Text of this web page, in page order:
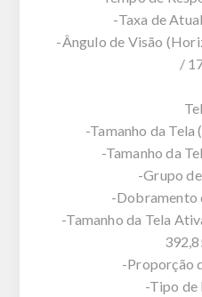
-Taxa de
-Ângulo de Visão
/
-Tamanho da
-Tamanho da
-Grupo
-Dobramento
-Tamanho da Tela
-Proporção
-Tipo de